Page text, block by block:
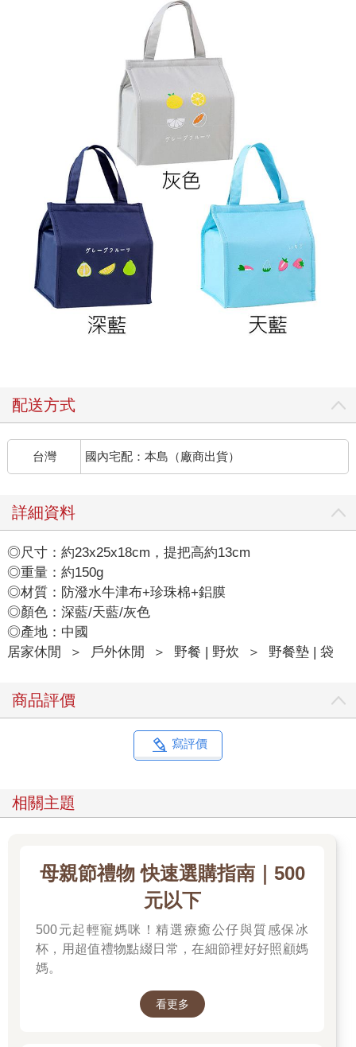
配送方式
台灣 國內宅配：本島（廠商出貨）
詳細資料
◎尺寸：約23x25x18cm，提把高約13cm
◎重量：約150g
◎材質：防潑水牛津布+珍珠棉+鋁膜
◎顏色：深藍/天藍/灰色
◎產地：中國
居家休閒
＞ 戶外休閒 ＞ 野餐 | 野炊 ＞ 野餐墊 | 袋
商品評價
寫評價
相關主題
母親節禮物 快速選購指南｜500
元以下
500元起輕寵媽咪！精選療癒公仔與質感保冰
杯，用超值禮物點綴日常，在細節裡好好照顧媽
媽。
看更多